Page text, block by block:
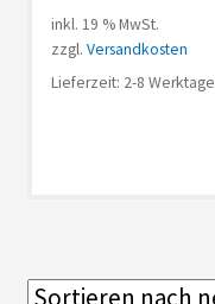
inkl. 19 % MwSt.
zzgl. Versandkosten
Lieferzeit: 2-8 Werktage